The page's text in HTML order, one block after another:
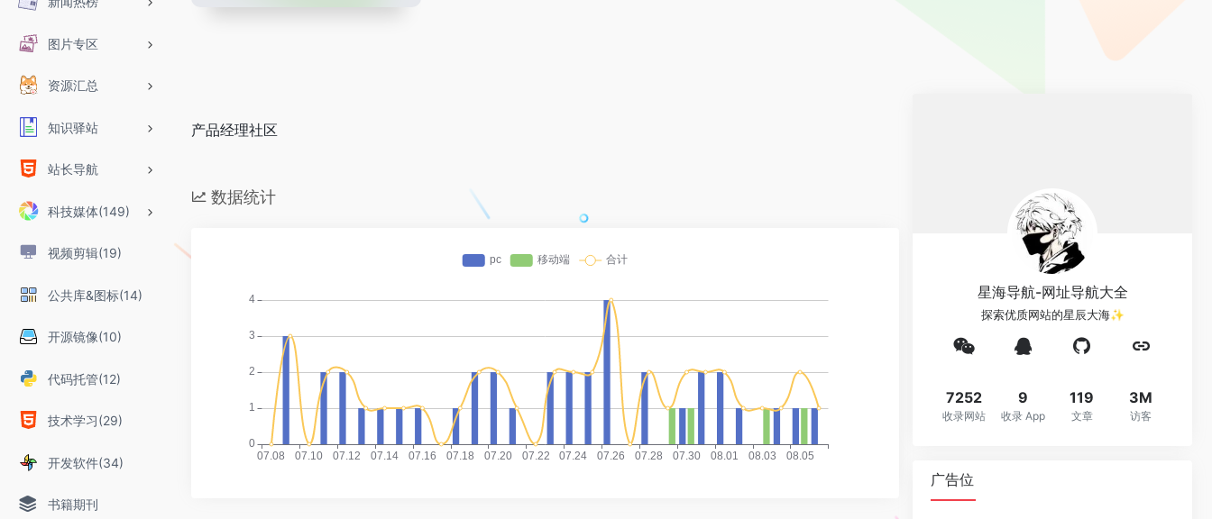
图片专区
资源汇总
知识驿站
站长导航
科技媒体(149)
视频剪辑(19)
公共库&图标(14)
开源镜像(10)
代码托管(12)
技术学习(29)
开发软件(34)
书籍期刊
产品经理社区
数据统计
星海导航-网址导航大全
探索优质网站的星辰大海✨
7252
收录网站
9
收录 App
119
文章
3M
访客
广告位